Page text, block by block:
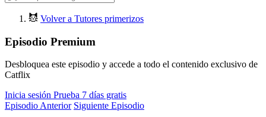
Volver a Tutores primerizos
Episodio Premium
Desbloquea este episodio y accede a todo el contenido exclusivo de
Catflix
Inicia sesión Prueba 7 días gratis
Episodio Anterior Siguiente Episodio